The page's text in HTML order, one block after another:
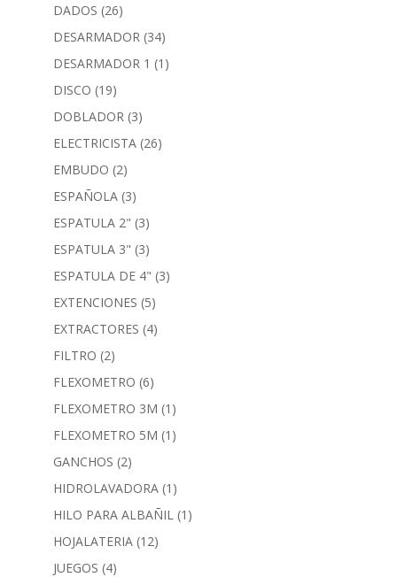
DADOS (26)
DESARMADOR (34)
DESARMADOR 1 (1)
DISCO (19)
DOBLADOR (3)
ELECTRICISTA (26)
EMBUDO (2)
ESPAÑOLA (3)
ESPATULA 2" (3)
ESPATULA 3" (3)
ESPATULA DE 4" (3)
EXTENCIONES (5)
EXTRACTORES (4)
FILTRO (2)
FLEXOMETRO (6)
FLEXOMETRO 3M (1)
FLEXOMETRO 5M (1)
GANCHOS (2)
HIDROLAVADORA (1)
HILO PARA ALBAÑIL (1)
HOJALATERIA (12)
JUEGOS (4)